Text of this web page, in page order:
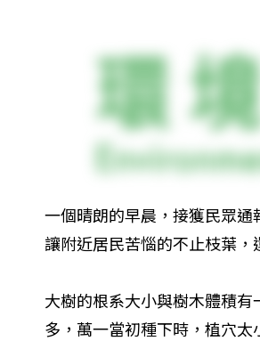
一個晴朗的早晨，接獲民眾
讓附近居民苦惱的不止枝葉
大樹的根系大小與樹木體積
多，萬一當初種下時，植穴太